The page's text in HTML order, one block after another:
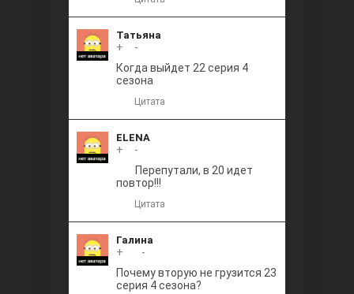
Татьяна
+
-
Когда выйдет 22 серия 4
сезона
Цитата
ELENA
+
-
Перепутали, в 20 идет
повтор!!!
Цитата
Галина
+
-
Почему вторую не грузится 23
серия 4 сезона?